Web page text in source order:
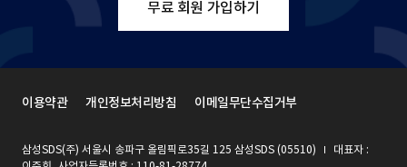
무료 회원 가입하기
삼성SDS(주) 서울시 송파구 올림픽로35길 125 삼성SDS (05510)
대표자 :
이용약관 개인정보처리방침 이메일무단수집거부